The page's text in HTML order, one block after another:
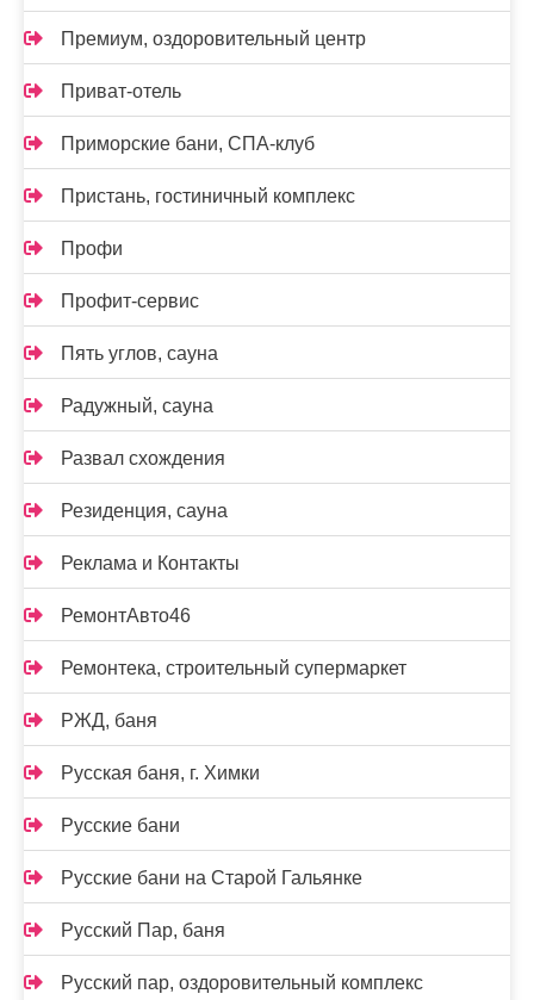
Премиум, оздоровительный центр
Приват-отель
Приморские бани, СПА-клуб
Пристань, гостиничный комплекс
Профи
Профит-сервис
Пять углов, сауна
Радужный, сауна
Развал схождения
Резиденция, сауна
Реклама и Контакты
РемонтАвто46
Ремонтека, строительный супермаркет
РЖД, баня
Русская баня, г. Химки
Русские бани
Русские бани на Старой Гальянке
Русский Пар, баня
Русский пар, оздоровительный комплекс